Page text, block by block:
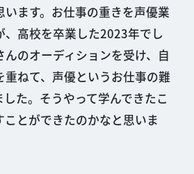
ます。お仕事の重きを声優業
、高校を卒業した2023年でし
のオーディションを受け、自
ねて、声優というお仕事の難
た。そうやって学んできたこ
ことができたのかなと思いま